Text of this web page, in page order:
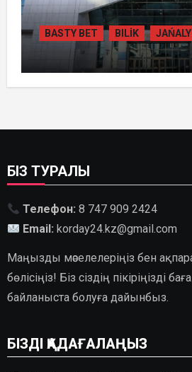
BASTY BET BILİK
ҚАЗАҚСТАНДА
БІЗ ТУРАЛЫ
Телефон: 8 747 909 2424
Email: korday24.kz@gmail.com
Маңызды мәселелеріңіз бен
бөлісіңіз! Біз сіздің пікіріңізді
байланыста болуға дайынбыз.
БІЗДІ ҚАДАҒАЛАҢЫЗ